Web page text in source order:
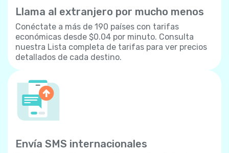
Llama al extranjero por mucho menos
Conéctate a más de 190 países con tarifas
económicas desde $0.04 por minuto. Consulta
nuestra Lista completa de tarifas para ver precios
detallados de cada destino.
Envía SMS internacionales